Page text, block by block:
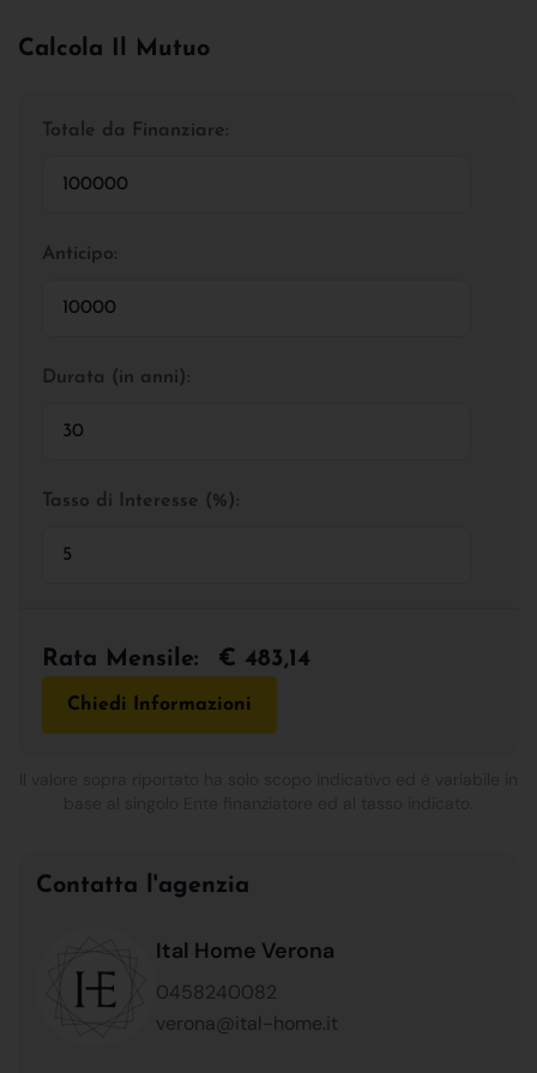
Calcola Il Mutuo
Totale da Finanziare:
Anticipo:
Durata (in anni):
Tasso di Interesse (%):
Rata Mensile: € 483,14
Chiedi Informazioni
Contatta l'agenzia
Ital Home Verona
0458240082
verona@ital-home.it